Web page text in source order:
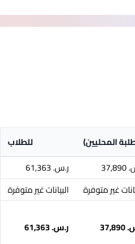
المحليين)
للطلاب
ر.س.‏ 61,363
غير متوفرة البيانات غير متوفرة
ر.س.‏ 61,363